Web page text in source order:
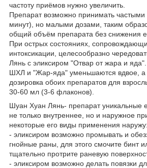
частоту приёмов нужно увеличить.
Препарат возможно принимать
минут), но малыми дозами, таким
общий объём препарата без снижения
При острых состояниях,
интоксикации, целесообразно
Лянь с эликсиром "Отвар от жара и
ШХЛ и "Жар-яда" уменьшаются вдвое, а
дозировка обоих препаратов для
30-60 мл (3-6 флаконов).
Шуан Хуан Лянь- препарат уникальные
не только внутреннее, но и наружное
некоторые его виды применения наружу:
- эликсиром возможно промывать и
гнойные раны, для этого смочите бинт
тщательно протрите раневую
- эликсиром возможно делать повязки